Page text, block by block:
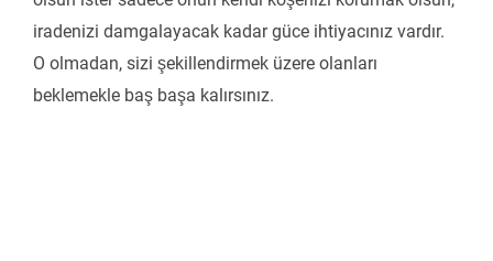
iradenizi damgalayacak kadar güce ihtiyacınız vardır.
O olmadan, sizi şekillendirmek üzere olanları
beklemekle baş başa kalırsınız.